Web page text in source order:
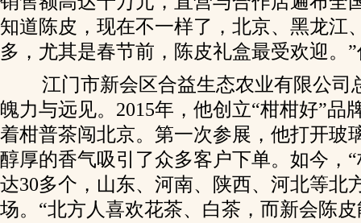
知道陈皮，现在不一样了，北京、黑龙江
多，尤其是春节前，陈皮礼盒最受欢迎。
江门市新会区合益生态农业有限公司
魄力与远见。2015年，他创立“柑柑好”品
着柑普茶闯北京。第一次参展，他打开玻
醇厚的香气吸引了众多客户下单。如今，
达30多个，山东、河南、陕西、河北等北
场。“北方人喜欢花茶、白茶，而新会陈